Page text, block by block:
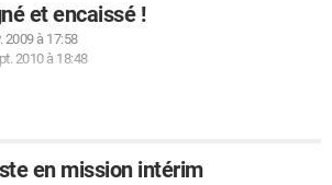
et encaissé !
2009 à 17:58
2010 à 18:48
en mission intérim